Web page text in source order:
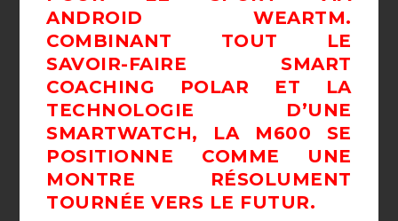
ANDROID WEARTM.
COMBINANT TOUT LE
SAVOIR-FAIRE SMART
COACHING POLAR ET LA
TECHNOLOGIE D’UNE
SMARTWATCH, LA M600 SE
POSITIONNE COMME UNE
MONTRE RÉSOLUMENT
TOURNÉE VERS LE FUTUR.